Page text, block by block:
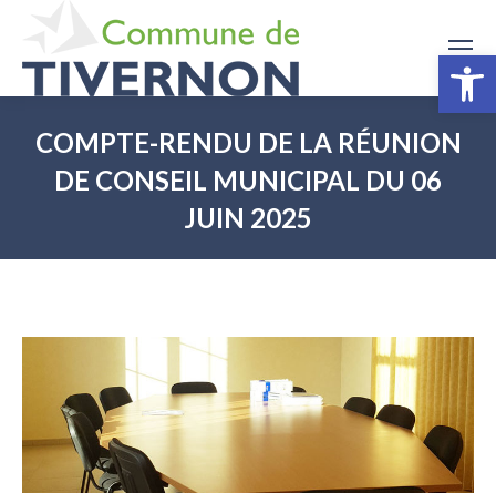
COMPTE-RENDU DE LA RÉUNION
DE CONSEIL MUNICIPAL DU 06
JUIN 2025